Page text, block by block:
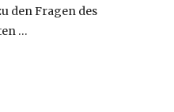
den Fragen des
…